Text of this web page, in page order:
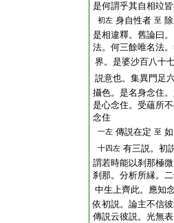
是何謂乎其自相竝
初左 身自性者 至
是相違釋。舊論曰
法。何三餘唯名法
界。是婆沙百八十
説意也。集異門足
攝色。是名身念住
是心念住。受蘊所
念住
一左 傳説在定 至
十四左 有三説。初
謂若時能以刹那極
刹那。分析所縁。
中生上齊此。應知
依初説。論主不信
傳説云彼説。光無